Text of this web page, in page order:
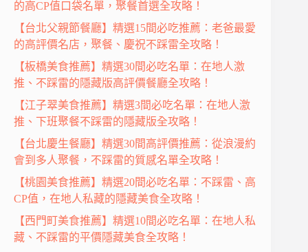
的高CP值口袋名單，聚餐首選全攻略！
【台北父親節餐廳】精選15間必吃推薦：老爸最愛
的高評價名店，聚餐、慶祝不踩雷全攻略！
【板橋美食推薦】精選30間必吃名單：在地人激
推、不踩雷的隱藏版高評價餐廳全攻略！
【江子翠美食推薦】精選3間必吃名單：在地人激
推、下班聚餐不踩雷的隱藏版全攻略！
【台北慶生餐廳】精選30間高評價推薦：從浪漫約
會到多人聚餐，不踩雷的質感名單全攻略！
【桃園美食推薦】精選20間必吃名單：不踩雷、高
CP值，在地人私藏的隱藏美食全攻略！
【西門町美食推薦】精選10間必吃名單：在地人私
藏、不踩雷的平價隱藏美食全攻略！